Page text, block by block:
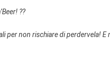
??
per non rischiare di perdervela! E